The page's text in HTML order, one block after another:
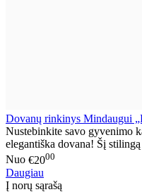
Dovanų rinkinys Mindaugui
Nustebinkite savo gyvenimo
elegantiška dovana! Šį
Nuo €2000
Daugiau
Į norų sąrašą